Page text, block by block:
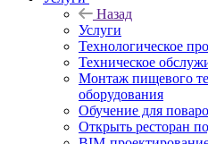
Назад
Услуги
Технологическое
Техническое
Монтаж пищевого
оборудования
Обучение для
Открыть ресторан